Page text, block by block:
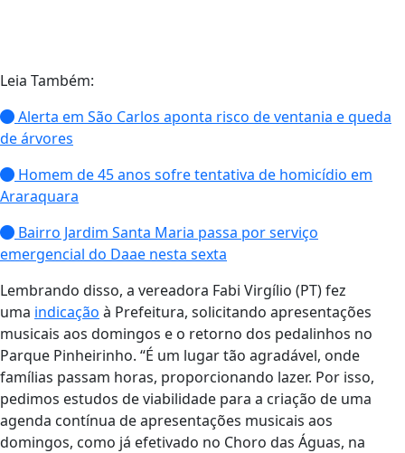
Leia Também:
Alerta em São Carlos aponta risco de ventania e queda
de árvores
Homem de 45 anos sofre tentativa de homicídio em
Araraquara
Bairro Jardim Santa Maria passa por serviço
emergencial do Daae nesta sexta
Lembrando disso, a vereadora Fabi Virgílio (PT) fez
uma indicação à Prefeitura, solicitando apresentações
musicais aos domingos e o retorno dos pedalinhos no
Parque Pinheirinho. “É um lugar tão agradável, onde
famílias passam horas, proporcionando lazer. Por isso,
pedimos estudos de viabilidade para a criação de uma
agenda contínua de apresentações musicais aos
domingos, como já efetivado no Choro das Águas, na